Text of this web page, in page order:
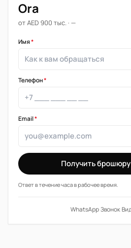
Ora
от AED 900 тыс. · —
Имя*
Телефон*
Email*
Получить
Ответ в течение часа в рабочее время.
WhatsApp·Звонок·